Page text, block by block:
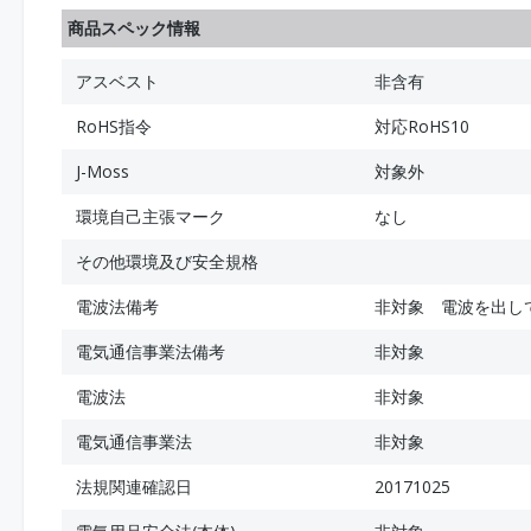
商品スペック情報
アスベスト
非含有
RoHS指令
対応RoHS10
J-Moss
対象外
環境自己主張マーク
なし
その他環境及び安全規格
電波法備考
非対象 電波を出し
電気通信事業法備考
非対象
電波法
非対象
電気通信事業法
非対象
法規関連確認日
20171025